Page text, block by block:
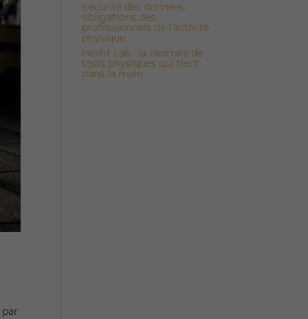
Sécurité des données:
obligations des
professionnels de l’activité
physique
Hexfit Lab : la centrale de
tests physiques qui tient
dans la main